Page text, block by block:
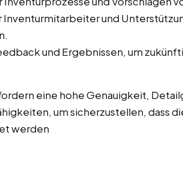
Inventurmitarbeiter und
und Ergebnissen, um
eine hohe Genauigkeit,
um sicherzustellen, dass
werden